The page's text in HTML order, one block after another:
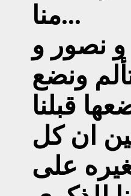
منا...
نصور و
ونضع
قبلنا
ان كل
على